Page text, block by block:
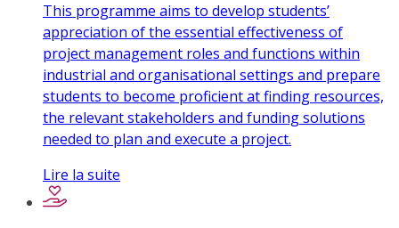
This programme aims to develop students’
appreciation of the essential effectiveness of
project management roles and functions within
industrial and organisational settings and prepare
students to become proficient at finding resources,
the relevant stakeholders and funding solutions
needed to plan and execute a project.
Lire la suite